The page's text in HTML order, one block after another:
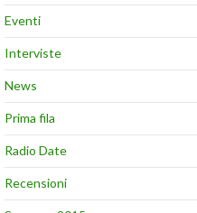
Eventi
Interviste
News
Prima fila
Radio Date
Recensioni